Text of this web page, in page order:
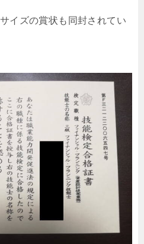
イズの賞状も同封されてい